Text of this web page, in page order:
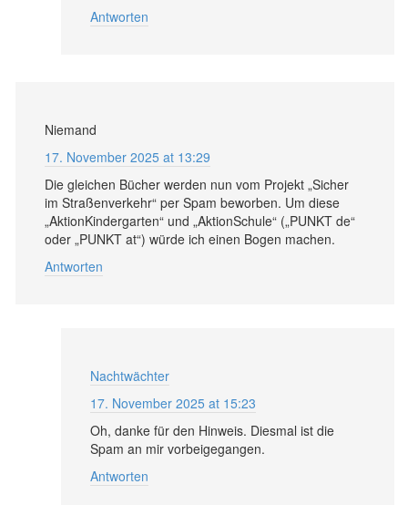
Antworten
Niemand
17. November 2025 at 13:29
Die gleichen Bücher werden nun vom Projekt „Sicher
im Straßenverkehr“ per Spam beworben. Um diese
„AktionKindergarten“ und „AktionSchule“ („PUNKT de“
oder „PUNKT at“) würde ich einen Bogen machen.
Antworten
Nachtwächter
17. November 2025 at 15:23
Oh, danke für den Hinweis. Diesmal ist die
Spam an mir vorbeigegangen.
Antworten